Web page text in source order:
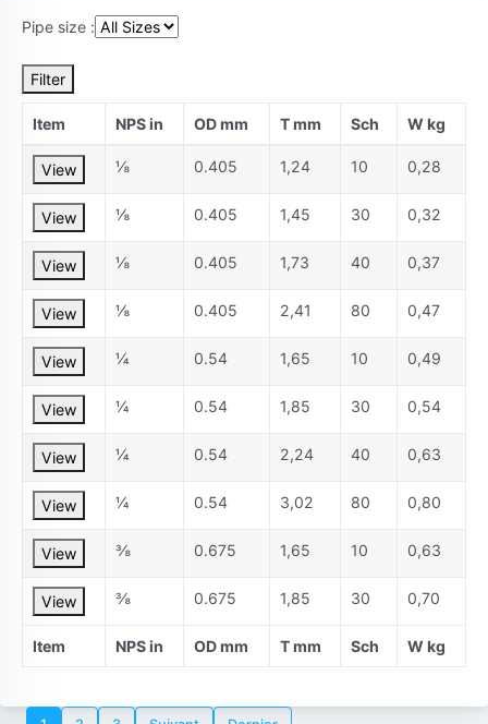
Pipe size :
Filter
Item NPS in OD mm T mm Sch W kg
View ⅛ 0.405 1,24 10 0,28
View ⅛ 0.405 1,45 30 0,32
View ⅛ 0.405 1,73 40 0,37
View ⅛ 0.405 2,41 80 0,47
View ¼ 0.54 1,65 10 0,49
View ¼ 0.54 1,85 30 0,54
View ¼ 0.54 2,24 40 0,63
View ¼ 0.54 3,02 80 0,80
View ⅜ 0.675 1,65 10 0,63
View ⅜ 0.675 1,85 30 0,70
Item NPS in OD mm T mm Sch W kg